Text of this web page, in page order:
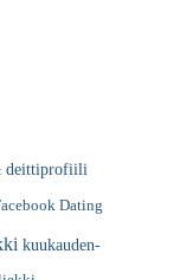
deittiprofiili
Dating
kuukauden-